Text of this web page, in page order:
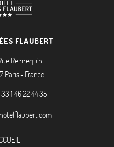
FLAUBERT
Rennequin
Paris-France
1 46 22 44 35